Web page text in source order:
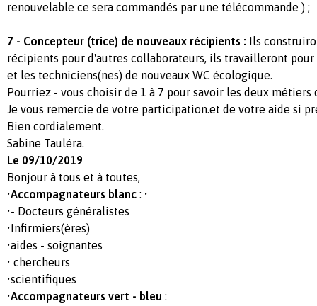
renouvelable ce sera commandés par une télécommande ) ;
7 - Concepteur (trice) de nouveaux récipients : Ils
récipients pour d'autres collaborateurs, ils travailleront pour
et les techniciens(nes) de nouveaux WC écologique.
Pourriez - vous choisir de 1 à 7 pour savoir les deux
Je vous remercie de votre participation.et de votre aide si
Bien cordialement.
Sabine Tauléra.
Le 09/10/2019
Bonjour à tous et à toutes,
•Accompagnateurs blanc : •
•- Docteurs généralistes
•Infirmiers(ères)
•aides - soignantes
• chercheurs
•scientifiques
•Accompagnateurs vert - bleu :